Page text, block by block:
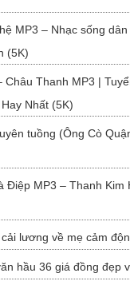
MP3 – Nhạc sống dân
(5K)
Châu Thanh MP3 |
Nhất (5K)
tuồng (Ông Cò
Điệp MP3 – Thanh Kim
lương về mẹ cảm
hầu 36 giá đồng đẹp